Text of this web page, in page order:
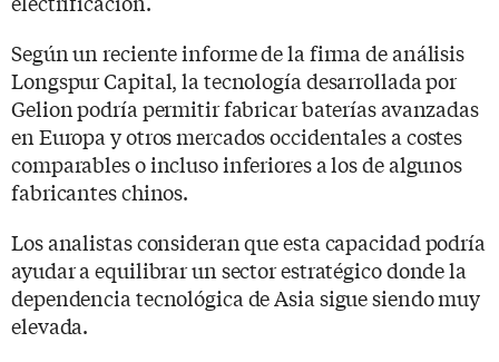
Según un reciente informe de la firma de análisis
Longspur Capital, la tecnología desarrollada por
Gelion podría permitir fabricar baterías avanzadas
en Europa y otros mercados occidentales a costes
comparables o incluso inferiores a los de algunos
fabricantes chinos.
Los analistas consideran que esta capacidad podría
ayudar a equilibrar un sector estratégico donde la
dependencia tecnológica de Asia sigue siendo muy
elevada.